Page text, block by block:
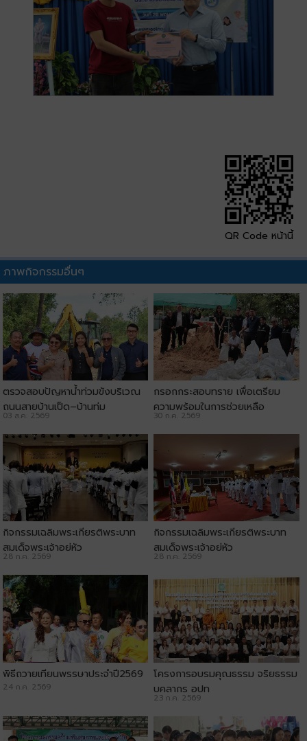
QR Code หน้านี้
ภาพกิจกรรมอื่นๆ
ตรวจสอบปัญหาน้ำท่วมขังบริเวณ
ถนนสายบ้านเป็ด–บ้านทุ่ม
03 ส.ค. 2569
กรอกกระสอบทราย เพื่อเตรียม
ความพร้อมในการช่วยเหลือ
ประชาชน
30 ก.ค. 2569
กิจกรรมเฉลิมพระเกียรติพระบาท
สมเด็จพระเจ้าอยู่หัว
28 ก.ค. 2569
กิจกรรมเฉลิมพระเกียรติพระบาท
สมเด็จพระเจ้าอยู่หัว
28 ก.ค. 2569
พิธีถวายเทียนพรรษาประจำปี2569
24 ก.ค. 2569
โครงการอบรมคุณธรรม จริยธรรม
บุคลากร อปท
23 ก.ค. 2569